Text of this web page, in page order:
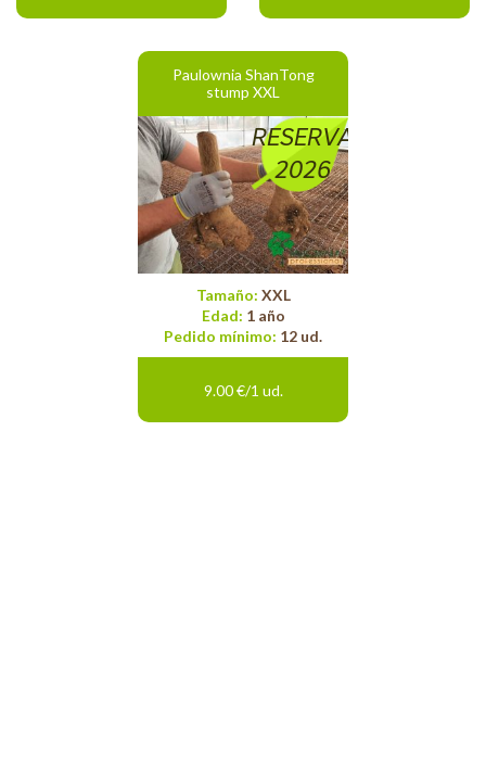
Paulownia ShanTong
stump XXL
RESERVA
2026
Tamaño: XXL
Edad: 1 año
Pedido mínimo: 12 ud.
9.00 €/1 ud.